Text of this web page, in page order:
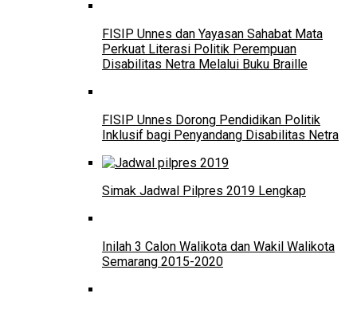
FISIP Unnes dan Yayasan Sahabat Mata
Perkuat Literasi Politik Perempuan
Disabilitas Netra Melalui Buku Braille
FISIP Unnes Dorong Pendidikan Politik
Inklusif bagi Penyandang Disabilitas Netra
Simak Jadwal Pilpres 2019 Lengkap
Inilah 3 Calon Walikota dan Wakil Walikota
Semarang 2015-2020